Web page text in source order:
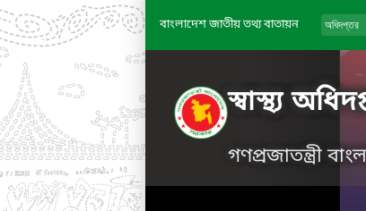
বাংলাদেশ জাতীয় তথ্য বাতায়ন
স্বাস্থ্য
গণপ্রজাতন্ত্রী